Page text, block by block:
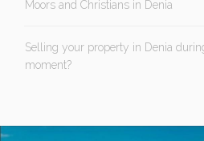
Moors and Christians in Denia
Selling your property in Denia
moment?